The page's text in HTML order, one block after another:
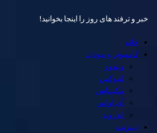
خبر و ترفند های روز را اینجا بخوانید!
Primary
Menu
خانه
کامپیوتر و موبایل
ویندوز
لینوکس
مکینتاش
آی اواس
اندروید
اینترنت